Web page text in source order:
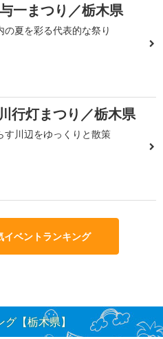
一まつり／栃木県
の夏を彩る代表的な祭り
行灯まつり／栃木県
す川辺をゆっくりと散策
イベントランキング
【栃木県】